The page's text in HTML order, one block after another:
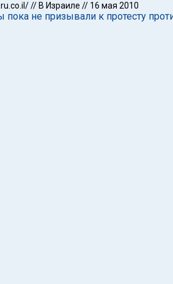
// В Израиле // 16 мая 2010
не призывали к протесту